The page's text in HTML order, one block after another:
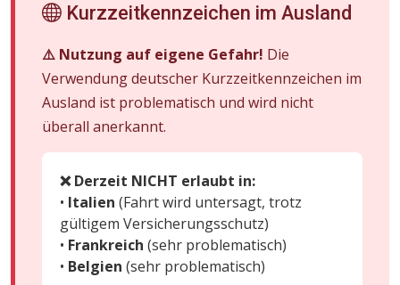
Kurzzeitkennzeichen im Ausland
⚠️ Nutzung auf eigene Gefahr! Die
Verwendung deutscher Kurzzeitkennzeichen im
Ausland ist problematisch und wird nicht
überall anerkannt.
❌ Derzeit NICHT erlaubt in:
• Italien (Fahrt wird untersagt, trotz
gültigem Versicherungsschutz)
• Frankreich (sehr problematisch)
• Belgien (sehr problematisch)